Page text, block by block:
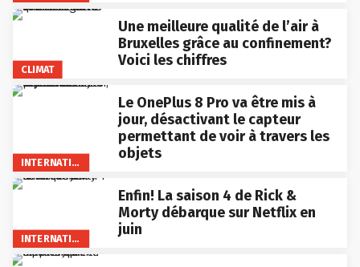
CLIMAT
Une meilleure qualité de l’air à
Bruxelles grâce au confinement?
Voici les chiffres
INTERNATIONAL
Le OnePlus 8 Pro va être mis à
jour, désactivant le capteur
permettant de voir à travers les
objets
INTERNATIONAL
Enfin! La saison 4 de Rick &
Morty débarque sur Netflix en
juin